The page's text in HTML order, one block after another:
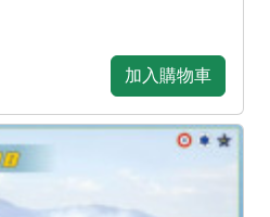
加入購物車